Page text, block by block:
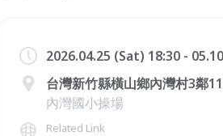
2026.04.25 (Sat) 18:30 -
台灣新竹縣橫山鄉內灣村3鄰
內灣國小操場
Related Link